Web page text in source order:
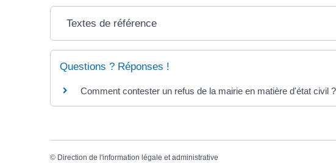
Textes de référence
Questions ? Réponses !
Comment contester un refus de la mairie en matière d'état civil ?
© Direction de l'information légale et administrative